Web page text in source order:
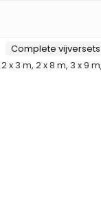
Complete vijversets
x 3 m, 2 x 8 m, 3 x 9